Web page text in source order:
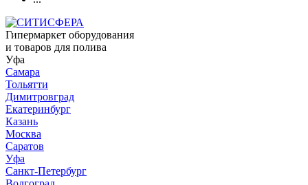
Гипермаркет оборудования
и товаров для полива
Уфа
Самара
Тольятти
Димитровград
Екатеринбург
Казань
Москва
Саратов
Уфа
Санкт-Петербург